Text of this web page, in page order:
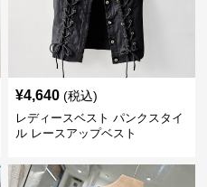
¥4,640 (税込)
レディースベスト パンクスタイ
ル レースアップベスト